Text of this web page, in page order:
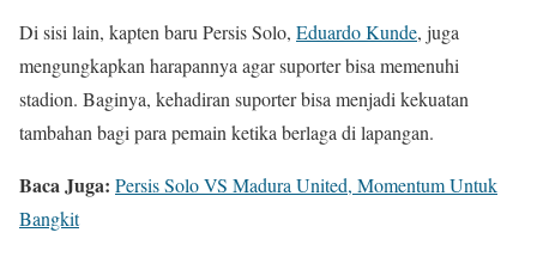
Di sisi lain, kapten baru Persis Solo, Eduardo Kunde, juga
mengungkapkan harapannya agar suporter bisa memenuhi
stadion. Baginya, kehadiran suporter bisa menjadi kekuatan
tambahan bagi para pemain ketika berlaga di lapangan.
Baca Juga: Persis Solo VS Madura United, Momentum Untuk
Bangkit